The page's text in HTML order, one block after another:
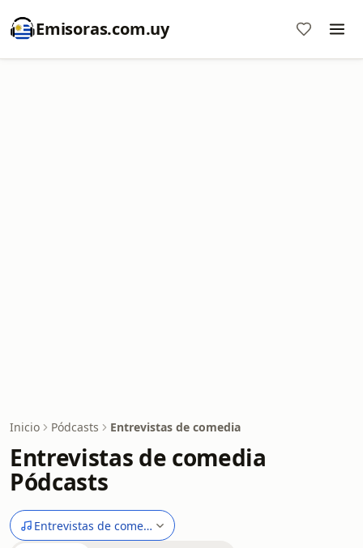
Emisoras.com.uy
Inicio Pódcasts Entrevistas de comedia
Entrevistas de comedia
Pódcasts
Entrevistas de comedia